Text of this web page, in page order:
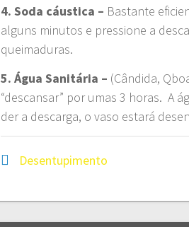
4. Soda cáustica – Bastante
alguns minutos e pressione a
queimaduras.
5. Água Sanitária – (Cândida,
“descansar” por umas 3 horas. A
der a descarga, o vaso estará
Desentupimento